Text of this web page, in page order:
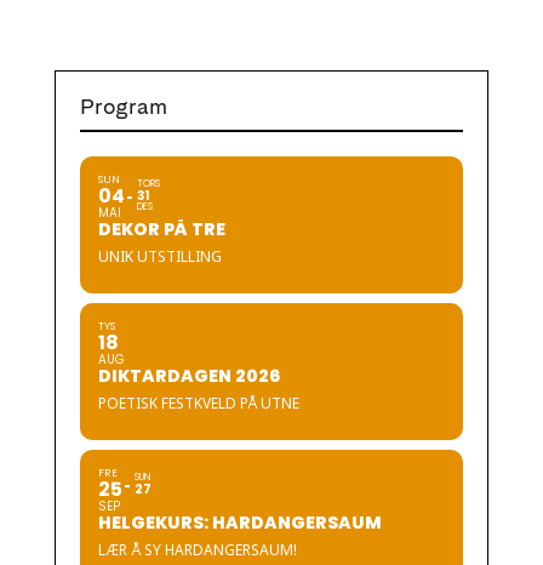
Program
SUN
04
MAI
TORS
31
DES
DEKOR PÅ TRE
UNIK UTSTILLING
TYS
18
AUG
DIKTARDAGEN 2026
POETISK FESTKVELD PÅ UTNE
FRE
25
SEP
SUN
27
HELGEKURS: HARDANGERSAUM
LÆR Å SY HARDANGERSAUM!